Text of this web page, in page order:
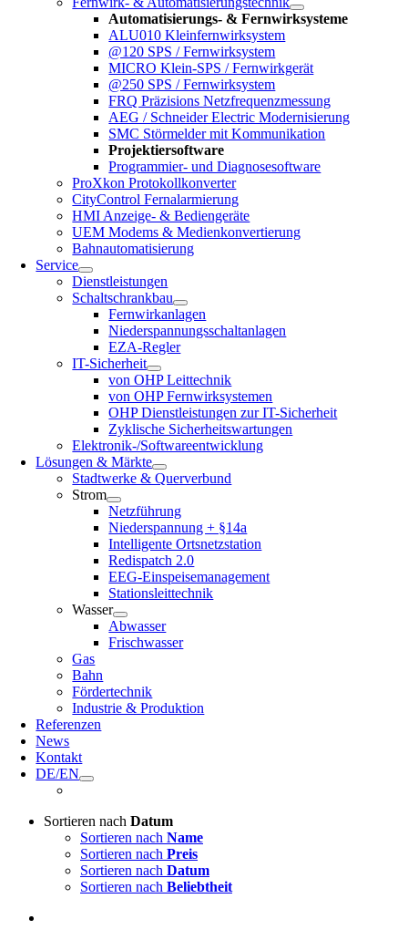
Automatisierungs- & Fernwirksysteme
ALU010 Kleinfernwirksystem
@120 SPS / Fernwirksystem
MICRO Klein-SPS / Fernwirkgerät
@250 SPS / Fernwirksystem
FRQ Präzisions Netzfrequenzmessung
AEG / Schneider Electric Modernisierung
SMC Störmelder mit Kommunikation
Projektiersoftware
Programmier- und Diagnosesoftware
ProXkon Protokollkonverter
CityControl Fernalarmierung
HMI Anzeige- & Bediengeräte
UEM Modems & Medienkonvertierung
Bahnautomatisierung
Service
Dienstleistungen
Schaltschrankbau
Fernwirkanlagen
Niederspannungsschaltanlagen
EZA-Regler
IT-Sicherheit
von OHP Leittechnik
von OHP Fernwirksystemen
OHP Dienstleistungen zur IT-Sicherheit
Zyklische Sicherheitswartungen
Elektronik-/Softwareentwicklung
Lösungen & Märkte
Stadtwerke & Querverbund
Strom
Netzführung
Niederspannung + §14a
Intelligente Ortsnetzstation
Redispatch 2.0
EEG-Einspeisemanagement
Stationsleittechnik
Wasser
Abwasser
Frischwasser
Gas
Bahn
Fördertechnik
Industrie & Produktion
Referenzen
News
Kontakt
DE/EN
Sortieren nach Datum
Sortieren nach Name
Sortieren nach Preis
Sortieren nach Datum
Sortieren nach Beliebtheit